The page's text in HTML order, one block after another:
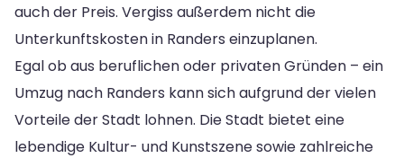
auch der Preis. Vergiss außerdem nicht die
Unterkunftskosten in Randers einzuplanen.
Egal ob aus beruflichen oder privaten Gründen – ein
Umzug nach Randers kann sich aufgrund der vielen
Vorteile der Stadt lohnen. Die Stadt bietet eine
lebendige Kultur- und Kunstszene sowie zahlreiche